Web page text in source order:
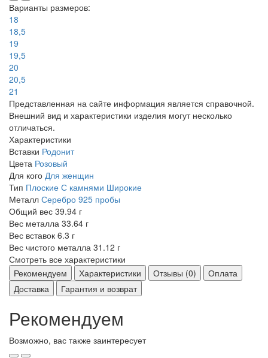
Варианты размеров:
18
18,5
19
19,5
20
20,5
21
Представленная на сайте информация является справочной.
Внешний вид и характеристики изделия могут несколько
отличаться.
Характеристики
Вставки Родонит
Цвета Розовый
Для кого Для женщин
Тип Плоские С камнями Широкие
Металл Серебро 925 пробы
Общий вес 39.94 г
Вес металла 33.64 г
Вес вставок 6.3 г
Вес чистого металла 31.12 г
Смотреть все характеристики
Рекомендуем
Характеристики Отзывы (0)
Оплата
Доставка
Гарантия и возврат
Рекомендуем
Возможно, вас также заинтересует